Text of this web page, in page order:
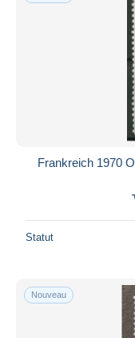
Frankreich 1970
Statut
Nouveau